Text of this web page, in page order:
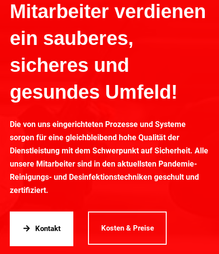
Mitarbeiter verdienen
ein sauberes,
sicheres und
gesundes Umfeld!
Die von uns eingerichteten Prozesse und Systeme
sorgen für eine gleichbleibend hohe Qualität der
Dienstleistung mit dem Schwerpunkt auf Sicherheit. Alle
unsere Mitarbeiter sind in den aktuellsten Pandemie-
Reinigungs- und Desinfektionstechniken geschult und
zertifiziert.
Kontakt Kosten & Preise